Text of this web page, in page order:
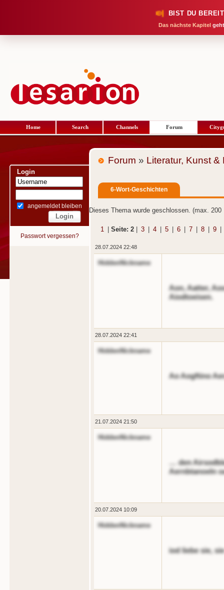
BIST DU
Das nächste Kapitel
Home Search Channels Forum
Login
angemeldet bleiben
Passwort vergessen?
Forum » Literatur, Kunst &
6-Wort-Geschichten
Dieses Thema wurde geschlossen. (max. 200
1 Seite: 2 3 4 5 6 7 8 9
28.07.2024 22:48
HiddenNickname
Aon, Aatter,
Aiodtoeisen.
28.07.2024 22:41
HiddenNickname
Ao Aogftino
21.07.2024 21:50
HiddenNickname
… den
Aernbtanoeln
20.07.2024 10:09
HiddenNickname
iod liebe sie,